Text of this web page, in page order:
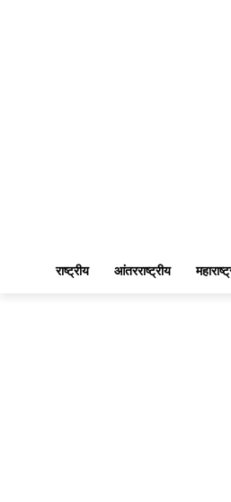
राष्ट्रीय आंतरराष्ट्रीय